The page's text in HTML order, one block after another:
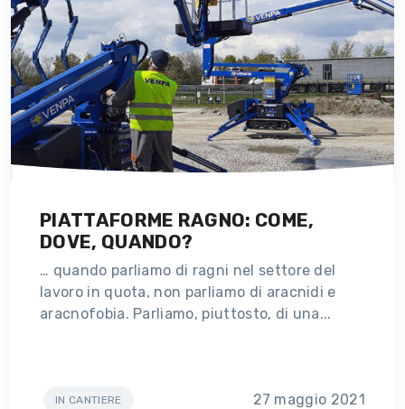
PIATTAFORME RAGNO: COME,
DOVE, QUANDO?
… quando parliamo di ragni nel settore del
lavoro in quota, non parliamo di aracnidi e
aracnofobia. Parliamo, piuttosto, di una...
IN CANTIERE 27 maggio 2021